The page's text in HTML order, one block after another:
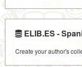
ELIB.ES -
Create your author's